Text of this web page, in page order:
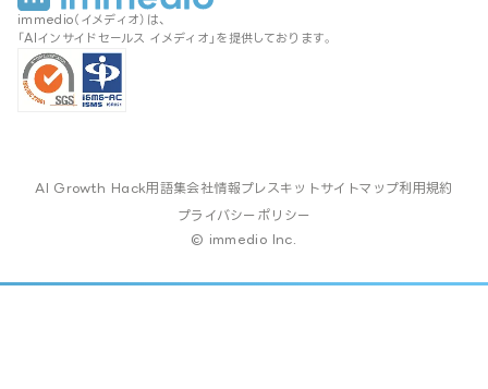
immedio（イメディオ）は、
「AIインサイドセールス イメディオ」を提供しております。
AI Growth Hack用語集会社情報プレスキットサイトマップ利用規約
プライバシーポリシー
© immedio Inc.